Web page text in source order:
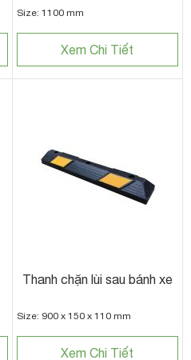
Size: 1100 mm
Xem Chi Tiết
Thanh chặn lùi sau bánh xe
Size: 900 x 150 x 110 mm
Xem Chi Tiết